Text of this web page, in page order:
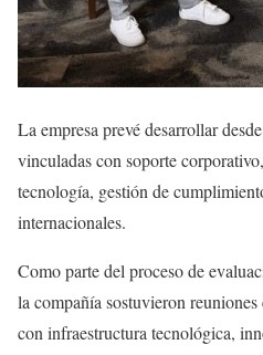
La empresa prevé desarrollar
vinculadas con soporte
tecnología, gestión de
internacionales.
Como parte del proceso de
la compañía sostuvieron
con infraestructura tecnológica,